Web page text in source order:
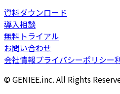
資料ダウンロード
導入相談
無料トライアル
お問い合わせ
会社情報プライバシーポリシー
© GENIEE.inc. All Rights